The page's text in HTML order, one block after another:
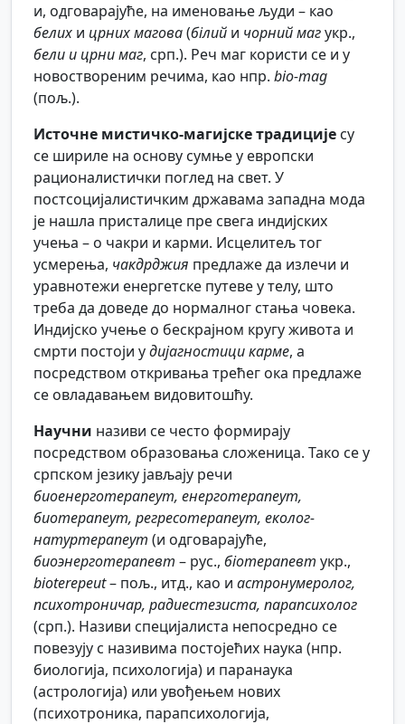
и, одговарајуће, на именовање људи – као
белих и црних магова(білий и чорний магукр.,
бели и црни маг, срп.). Реч маг користи се и у
новоствореним речима, као нпр. bio-mag
(пољ.).
Источне мистичко-магијске традиције су
се шириле на основу сумње у европски
рационалистички поглед на свет. У
постсоцијалистичким државама западна мода
је нашла присталице пре свега индијских
учења – о чакри и карми. Исцелитељ тог
усмерења, чакдрджия предлаже да излечи и
уравнотежи енергетске путеве у телу, што
треба да доведе до нормалног стања човека.
Индијско учење о бескрајном кругу живота и
смрти постоји удијагностици карме, а
посредством откривања трећег ока предлаже
се овладавањем видовитошћу.
Научни називи се често формирају
посредством образовања сложеница. Тако се у
српском језику јављају речи
биоенерготерапеут, енерготерапеут,
биотерапеут, регресотерапеут, еколог-
натуртерапеут (и одговарајуће,
биоэнерготерапевт – рус., біотерапевт укр.,
bioterepeut– пољ., итд., као и астронумеролог,
психотроничар, радиестезиста, парапсихолог
(срп.). Називи специјалиста непосредно се
повезују с називима постојећих наука (нпр.
биологија, психологија) и паранаука
(астрологија) или увођењем нових
(психотроника, парапсихологија,